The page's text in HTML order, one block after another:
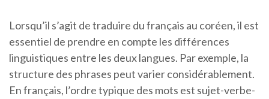
Lorsqu’il s’agit de traduire du français au coréen, il est
essentiel de prendre en compte les différences
linguistiques entre les deux langues. Par exemple, la
structure des phrases peut varier considérablement.
En français, l’ordre typique des mots est sujet-verbe-